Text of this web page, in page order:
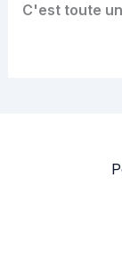
C'est toute